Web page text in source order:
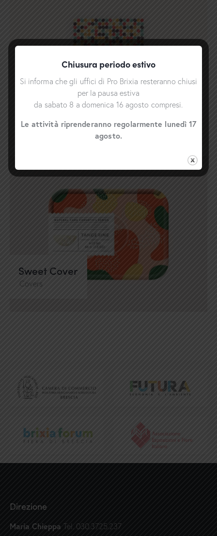
Study Cover
Sweet Cover
Covers
Direzione
Maria Chieppa Tel. 030.3725.237
Chiusura periodo estivo
Si informa che gli uffici di Pro Brixia resteranno chiusi
per la pausa estiva
da sabato 8 a domenica 16 agosto compresi.
Le attività riprenderanno regolarmente lunedì 17
agosto.